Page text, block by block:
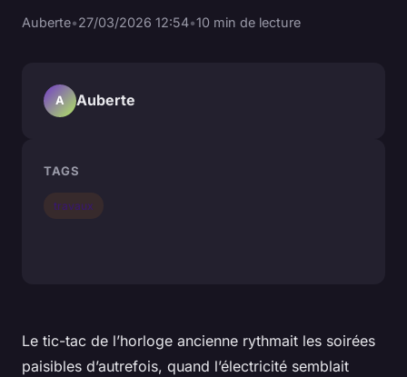
Auberte•27/03/2026 12:54•10 min de lecture
Le tic-tac de l’horloge ancienne rythmait les soirées
paisibles d’autrefois, quand l’électricité semblait
A Auberte
TAGS
travaux